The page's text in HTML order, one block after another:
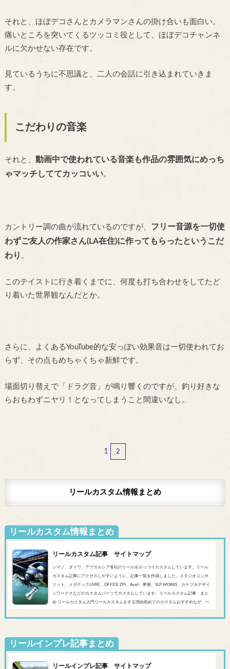
それと、ほぼデコさんとカメラマンさんの掛け合いも面白い。
痛いところを突いてくるツッコミ役として、ほぼデコチャンネ
ルに欠かせない存在です。
見ているうちに不思議と、二人の会話に引き込まれていきま
す。
こだわりの音楽
それと、 動画中で使われている音楽も作品の雰囲気にめっち
ゃマッチしててカッコいい。
カントリー調の曲が流れているのですが、 フリー音源を一切使
わずご友人の作家さん(LA在住)に作ってもらったというこだ
わり 。
このテイストに行き着くまでに、何度も打ち合わせをしてたど
り着いた世界観なんだとか。
さらに、よくあるYouTube的な安っぽい効果音は一切使われてお
らず、その点もめちゃくちゃ新鮮です。
場面切り替えで「ドラグ音」が鳴り響くのですが、釣り好きな
らおもわずニヤリ！となってしまうこと間違いなし。
1 2
リールカスタム情報まとめ
リールカスタム情報まとめ
リールカスタム記事 サイトマップ
シマノ、ダイワ、アブガルシア各社のリールをがっつりカスタムしています。リール
カスタム記事にアクセスしやすいように、記事一覧を作成しました。スタジオコンポ
ジット、メガテックLIVRE、OFFICE ZPI、Avail、夢屋、SLP WORKS、カケヅカデザイ
ンワークスなどのカスタムパーツでカスタムしています。リールカスタム記事 まと
め リールカスタム入門リールカスタムをする理由初めてのカスタムおすすめなぜ、ヘ
スMGL’19スコーピオンMGL&#0...
リールインプレ記事まとめ
リールインプレ記事 サイトマップ